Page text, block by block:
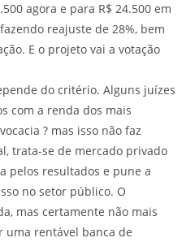
agora e para R$ 24.500 em
reajuste de 28%, bem
E o projeto vai a votação
do critério. Alguns juízes
com a renda dos mais
? mas isso não faz
trata-se de mercado privado
pelos resultados e pune a
no setor público. O
mas certamente não mais
rentável banca de